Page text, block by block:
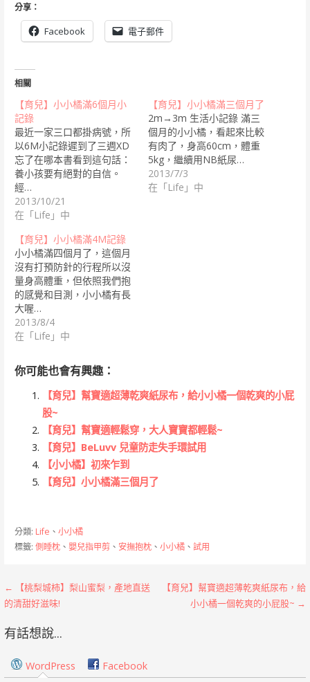
分享：
Facebook 電子郵件
相關
【育兒】小小橘滿6個月小
記錄
最近一家三口都掛病號，所
以6M小記錄遲到了三週XD
忘了在哪本書看到這句話：
養小孩要有絕對的自信。
經…
2013/10/21
在「Life」中
【育兒】小小橘滿三個月了
2m→3m 生活小記錄 滿三
個月的小小橘，看起來比較
有肉了，身高60cm，體重
5kg，繼續用NB紙尿…
2013/7/3
在「Life」中
【育兒】小小橘滿4M記錄
小小橘滿四個月了，這個月
沒有打預防針的行程所以沒
量身高體重，但依照我們抱
的感覺和目測，小小橘有長
大喔…
2013/8/4
在「Life」中
你可能也會有興趣：
【育兒】幫寶適超薄乾爽紙尿布，給小小橘一個乾爽的小屁
股~
【育兒】幫寶適輕鬆穿，大人寶寶都輕鬆~
【育兒】BeLuvv 兒童防走失手環試用
【小小橘】初來乍到
【育兒】小小橘滿三個月了
分類: Life 、 小小橘
標籤: 側睡枕、 嬰兒指甲剪、 安撫抱枕、 小小橘、 試用
文
章
導
覽
← 【桃梨城柿】梨山蜜梨，產地直送
的清甜好滋味!
【育兒】幫寶適超薄乾爽紙尿布，給
小小橘一個乾爽的小屁股~ →
有話想說...
WordPress Facebook